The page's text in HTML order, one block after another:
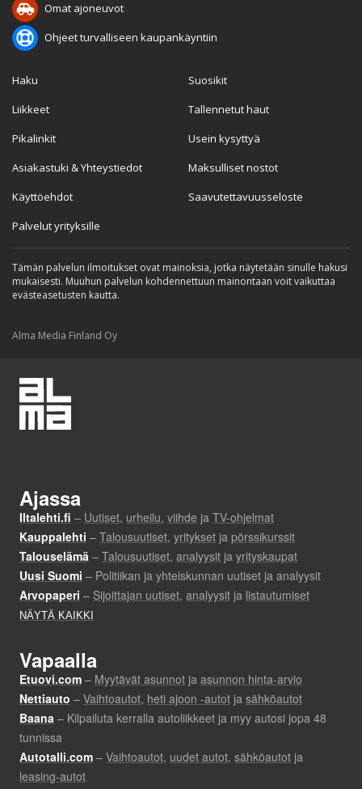
Omat ajoneuvot
Ohjeet turvalliseen kaupankäyntiin
Haku
Liikkeet
Pikalinkit
Asiakastuki & Yhteystiedot
Käyttöehdot
Palvelut yrityksille
Suosikit
Tallennetut haut
Usein kysyttyä
Maksulliset nostot
Saavutettavuusseloste
Tämän palvelun ilmoitukset ovat mainoksia, jotka näytetään sinulle hakusi
mukaisesti. Muuhun palvelun kohdennettuun mainontaan voit vaikuttaa
evästeasetusten kautta.
Alma Media Finland Oy